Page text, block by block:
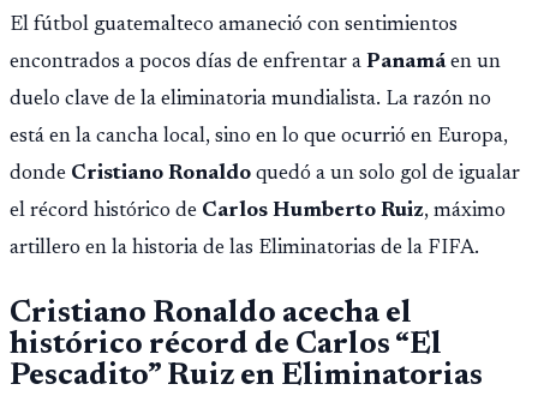
El fútbol guatemalteco amaneció con sentimientos
encontrados a pocos días de enfrentar a Panamáen un
duelo clave de la eliminatoria mundialista. La razón no
está en la cancha local, sino en lo que ocurrió en Europa,
donde Cristiano Ronaldo quedó a un solo gol de igualar
el récord histórico de Carlos Humberto Ruiz, máximo
artillero en la historia de las Eliminatorias de la FIFA.
Cristiano Ronaldo acecha el
histórico récord de Carlos “El
Pescadito” Ruiz en Eliminatorias